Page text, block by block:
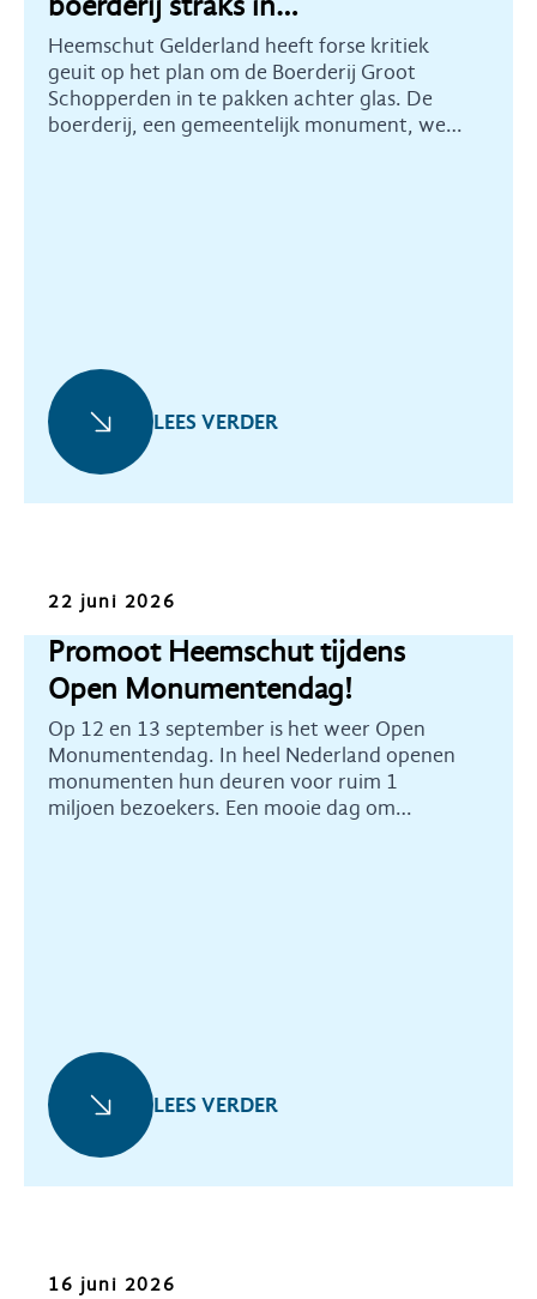
distributiecentrum?
Heemschut Gelderland heeft forse kritiek
geuit op het plan om de Boerderij Groot
Schopperden in te pakken achter glas. De
boerderij, een gemeentelijk monument, werd
LEES VERDER
Oproep
22 juni 2026
Promoot Heemschut tijdens
Open Monumentendag!
Op 12 en 13 september is het weer Open
Monumentendag. In heel Nederland openen
monumenten hun deuren voor ruim 1
miljoen bezoekers. Een mooie dag om
LEES VERDER
Oproep
16 juni 2026